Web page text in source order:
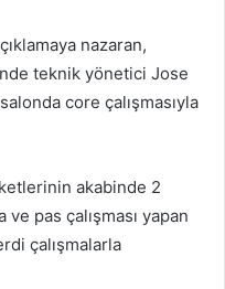
nazaran,
teknik yönetici Jose
core çalışmasıyla
akabinde 2
ve pas çalışması yapan
çalışmalarla